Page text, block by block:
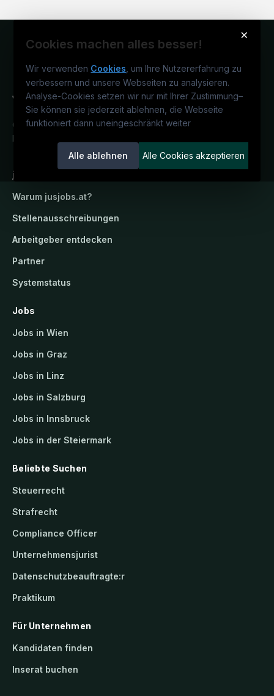
×
Cookies machen alles besser!
Wir verwenden Cookies , um Ihre Nutzererfahrung zu
verbessern und unsere Webseiten zu analysieren.
Analyse-Cookies setzen wir nur mit Ihrer Zustimmung–
Sie können sie jederzeit ablehnen, die Webseite
funktioniert dann uneingeschränkt weiter
Alle ablehnen Alle Cookies akzeptieren
Österreichs juristisches Karriereportal.
Ein Service der candidatis GmbH.
jusjobs.at
Warum jusjobs.at?
Stellenausschreibungen
Arbeitgeber entdecken
Partner
Systemstatus
Jobs
Jobs in Wien
Jobs in Graz
Jobs in Linz
Jobs in Salzburg
Jobs in Innsbruck
Jobs in der Steiermark
Beliebte Suchen
Steuerrecht
Strafrecht
Compliance Officer
Unternehmensjurist
Datenschutzbeauftragte:r
Praktikum
Für Unternehmen
Kandidaten finden
Inserat buchen